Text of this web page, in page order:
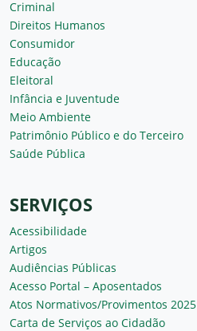
Criminal
Direitos Humanos
Consumidor
Educação
Eleitoral
Infância e Juventude
Meio Ambiente
Patrimônio Público e do Terceiro
Saúde Pública
SERVIÇOS
Acessibilidade
Artigos
Audiências Públicas
Acesso Portal – Aposentados
Atos Normativos/Provimentos 2025
Carta de Serviços ao Cidadão